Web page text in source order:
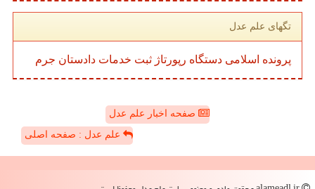
تگهای علم عدل
پرونده اسلامی دستگاه رپورتاژ ثبت خدمات دادستان جرم
صفحه اخبار علم عدل
علم عدل : صفحه اصلی